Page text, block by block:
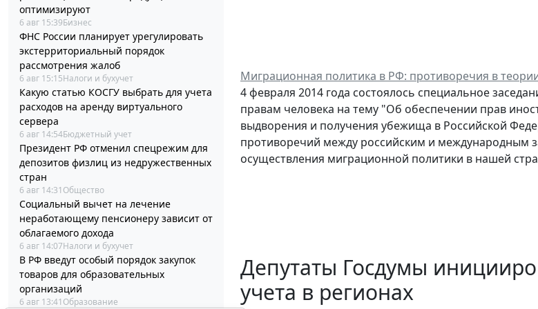
оптимизируют
6 авг 15:39Бизнес
ФНС России планирует урегулировать
экстерриториальный порядок
рассмотрения жалоб
6 авг 15:15Налоги и бухучет
Какую статью КОСГУ выбрать для учета
расходов на аренду виртуального
сервера
6 авг 14:54Бюджетный учет
Президент РФ отменил спецрежим для
депозитов физлиц из недружественных
стран
6 авг 14:31 Общество
Социальный вычет на лечение
неработающему пенсионеру зависит от
облагаемого дохода
6 авг 14:07Налоги и бухучет
В РФ введут особый порядок закупок
товаров для образовательных
организаций
6 авг 13:41 Образование
Миграционная политика в РФ: противоречия в
4 февраля 2014 года состоялось специальное
правам человека на тему "Об обеспечении прав
выдворения и получения убежища в Российской
противоречий между российским и международным
осуществления миграционной политики в нашей
Депутаты Госдумы
учета в регионах